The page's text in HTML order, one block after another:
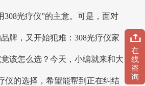
308光疗仪”的主意。可是，面对
牌，又开始犯难：308光疗仪家
该怎么选？今天，小编就来和大
仪的选择，希望能帮到正在纠结
在
线
咨
询